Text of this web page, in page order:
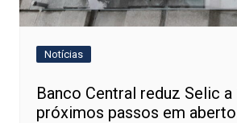
Notícias
Banco Central reduz Selic a
próximos passos em aberto